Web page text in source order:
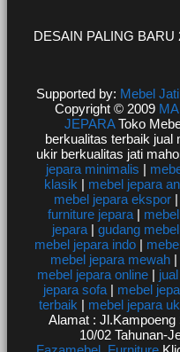
DESAIN PALING BARU
Supported by: Mebel Jati
Copyright © 2009
JEPARAToko
berkualitas terbaik jual
ukir berkualitas jati
jepara minimalis |
klasik | mebel jepara
mebel jepara ekspor |
furniture jepara |
jepara| gudang
mebel jepara indo|
mebel jepara mewah |
mebel jepara online |
jepara sofa| mebel
terbaik | mebel jepara
Alamat :
10/02 Tahunan-